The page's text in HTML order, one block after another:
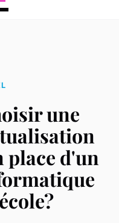
une
place d'un